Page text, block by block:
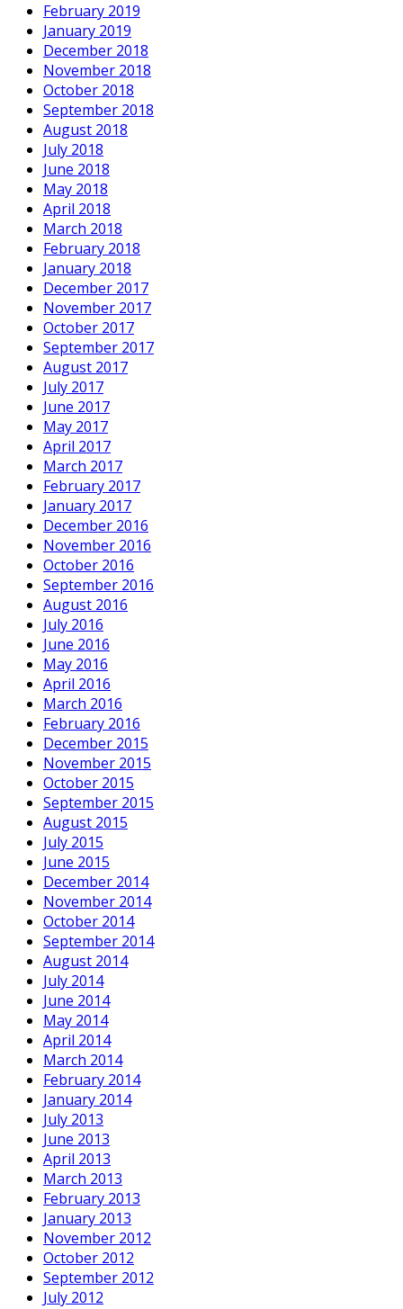
February 2019
January 2019
December 2018
November 2018
October 2018
September 2018
August 2018
July 2018
June 2018
May 2018
April 2018
March 2018
February 2018
January 2018
December 2017
November 2017
October 2017
September 2017
August 2017
July 2017
June 2017
May 2017
April 2017
March 2017
February 2017
January 2017
December 2016
November 2016
October 2016
September 2016
August 2016
July 2016
June 2016
May 2016
April 2016
March 2016
February 2016
December 2015
November 2015
October 2015
September 2015
August 2015
July 2015
June 2015
December 2014
November 2014
October 2014
September 2014
August 2014
July 2014
June 2014
May 2014
April 2014
March 2014
February 2014
January 2014
July 2013
June 2013
April 2013
March 2013
February 2013
January 2013
November 2012
October 2012
September 2012
July 2012